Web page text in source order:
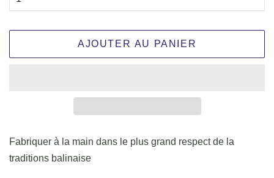
AJOUTER AU PANIER
Fabriquer à la main dans le plus grand respect de la
traditions balinaise